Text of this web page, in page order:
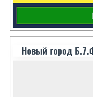
Новый город